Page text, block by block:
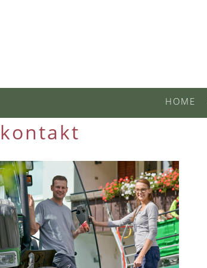
HOME
kontakt